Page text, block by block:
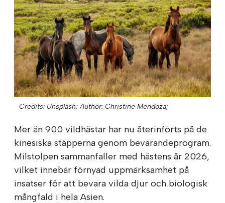
Credits: Unsplash; Author: Christine Mendoza;
Mer än 900 vildhästar har nu återinförts på de
kinesiska stäpperna genom bevarandeprogram.
Milstolpen sammanfaller med hästens år 2026,
vilket innebär förnyad uppmärksamhet på
insatser för att bevara vilda djur och biologisk
mångfald i hela Asien.